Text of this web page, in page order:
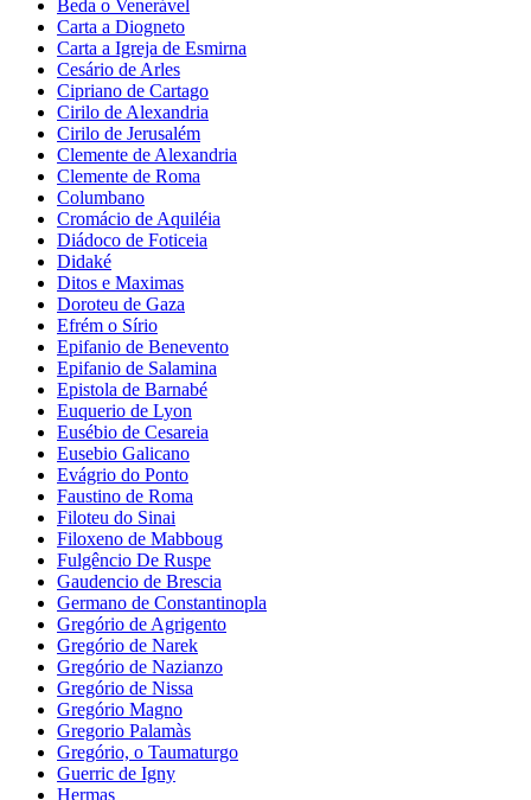
Beda o Venerável
Carta a Diogneto
Carta a Igreja de Esmirna
Cesário de Arles
Cipriano de Cartago
Cirilo de Alexandria
Cirilo de Jerusalém
Clemente de Alexandria
Clemente de Roma
Columbano
Cromácio de Aquiléia
Diádoco de Foticeia
Didaké
Ditos e Maximas
Doroteu de Gaza
Efrém o Sírio
Epifanio de Benevento
Epifanio de Salamina
Epistola de Barnabé
Euquerio de Lyon
Eusébio de Cesareia
Eusebio Galicano
Evágrio do Ponto
Faustino de Roma
Filoteu do Sinai
Filoxeno de Mabboug
Fulgêncio De Ruspe
Gaudencio de Brescia
Germano de Constantinopla
Gregório de Agrigento
Gregório de Narek
Gregório de Nazianzo
Gregório de Nissa
Gregório Magno
Gregorio Palamàs
Gregório, o Taumaturgo
Guerric de Igny
Hermas